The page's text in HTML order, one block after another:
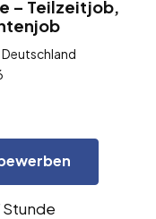
– Teilzeitjob,
Stunde